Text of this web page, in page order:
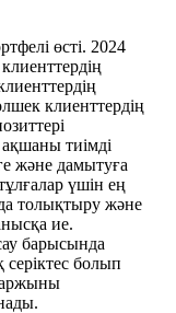
өсті. 2024
клиенттердің
тиімді
және дамытуға
үшін ең
толықтыру және
ие.
барысында
болып